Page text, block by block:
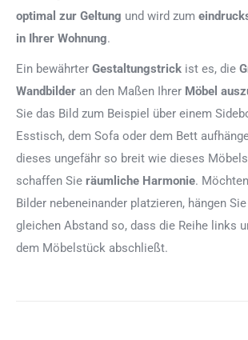
optimal zur Geltung und wird zum
in Ihrer Wohnung.
Ein bewährter Gestaltungstrick ist es, die
Wandbilder an den Maßen Ihrer Möbel
Sie das Bild zum Beispiel über einem
Esstisch, dem Sofa oder dem Bett
dieses ungefähr so breit wie dieses
schaffen Sie räumliche Harmonie.
Bilder nebeneinander platzieren, hängen
gleichen Abstand so, dass die Reihe links
dem Möbelstück abschließt.